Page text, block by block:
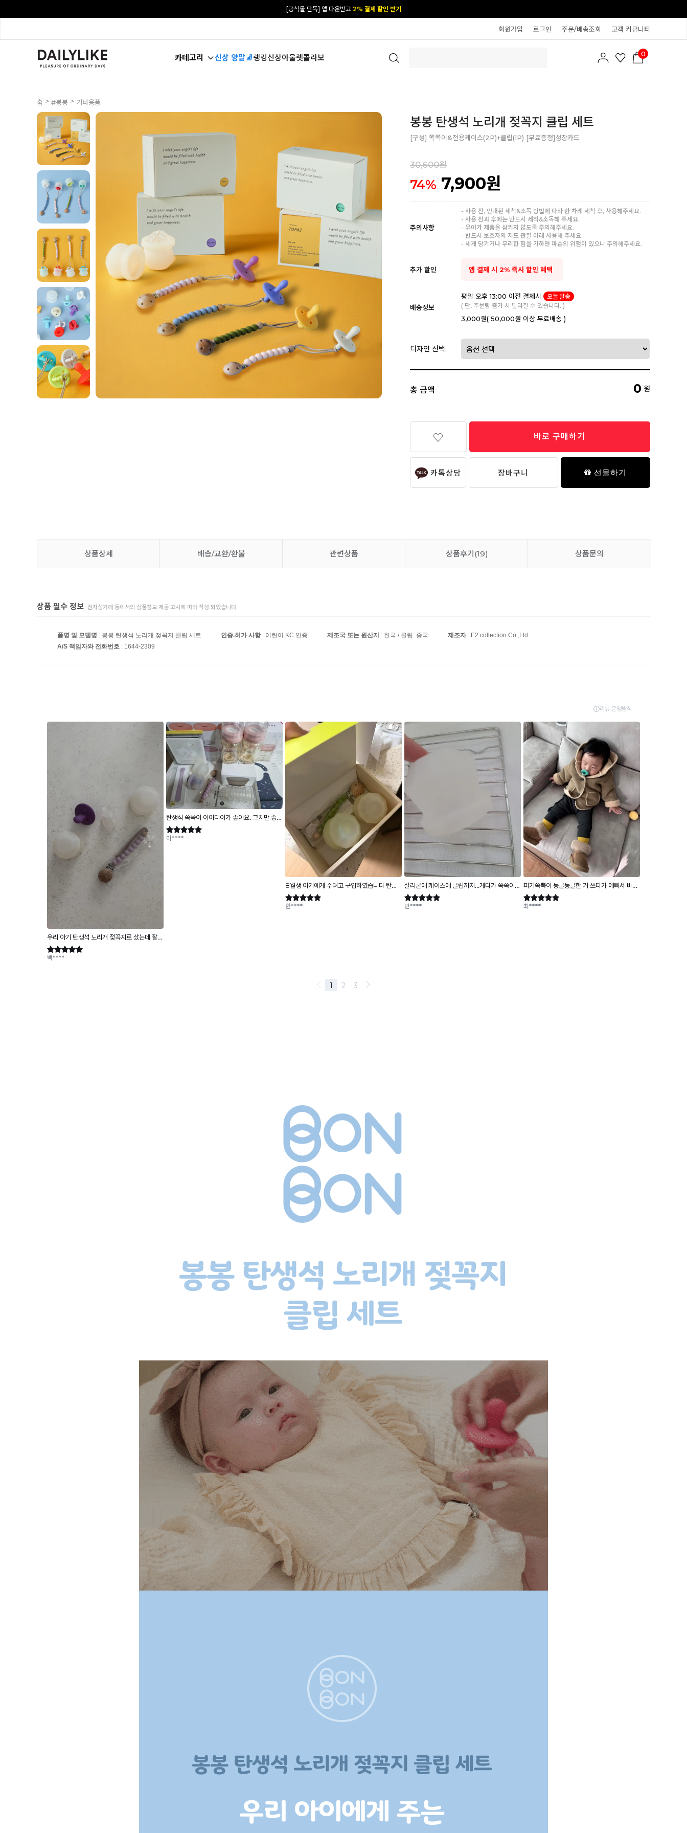
[공식몰 단독] 앱 다운받고 2% 결제 할인 받기
회원가입 로그인 주문/배송조회 고객 커뮤니티
카테고리 신상 양말🧦랭킹신상아울렛콜라보 0
홈 > #봉봉 > 기타용품
봉봉 탄생석 노리개 젖꼭지 클립 세트
[구성] 쪽쪽이&전용케이스(2P)+클립(1P) [무료증정]성장카드
30,600원
74% 7,900원
주의사항
- 사용 전, 안내된 세척&소독 방법에 따라 한 차례 세척 후, 사용해주세요.
- 사용 전과 후에는 반드시 세척&소독해 주세요.
- 유아가 제품을 삼키지 않도록 주의해주세요.
- 반드시 보호자의 지도 관찰 아래 사용해 주세요.
- 세게 당기거나 무리한 힘을 가하면 파손의 위험이 있으니 주의해주세요.
추가 할인 앱 결제 시 2% 즉시 할인 혜택
배송정보
평일 오후 13:00 이전 결제시
오늘 발송
( 단, 주문량 증가 시 달라질 수 있습니다. )
3,000원( 50,000원 이상 무료배송 )
디자인 선택
총 금액 0 원
바로 구매하기
카톡상담 장바구니 선물하기
상품상세 배송/교환/환불 관련상품 상품후기(19) 상품문의
상품 필수 정보 전자상거래 등에서의 상품정보 제공 고시에 따라 작성 되었습니다.
품명 및 모델명 : 봉봉 탄생석 노리개 젖꼭지 클립 세트 인증.허가 사항: 어린이 KC 인증 제조국 또는 원산지 : 한국 / 클립: 중국 제조자: E2 collection Co.,Ltd
A/S 책임자와 전화번호 : 1644-2309